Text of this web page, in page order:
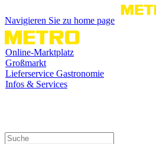
Navigieren Sie zu home page
Online-Marktplatz
Großmarkt
Lieferservice Gastronomie
Infos & Services